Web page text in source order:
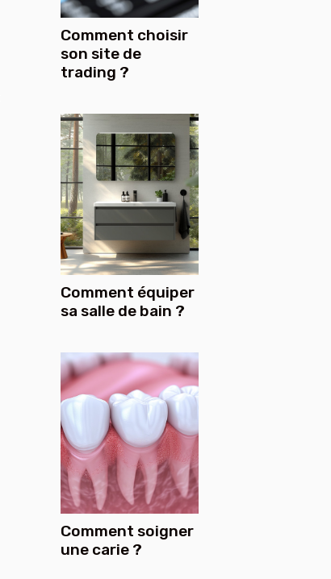
Comment choisir
son site de
trading ?
Comment équiper
sa salle de bain ?
Comment soigner
une carie ?